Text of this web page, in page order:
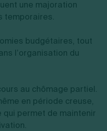
une majoration
temporaires.
budgétaires, tout
l’organisation du
au chômage partiel.
en période creuse,
permet de maintenir